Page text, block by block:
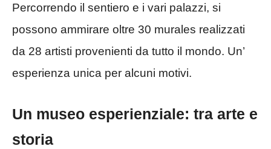
Percorrendo il sentiero e i vari palazzi, si
possono ammirare oltre 30 murales realizzati
da 28 artisti provenienti da tutto il mondo. Un’
esperienza unica per alcuni motivi.
Un museo esperienziale: tra arte e
storia